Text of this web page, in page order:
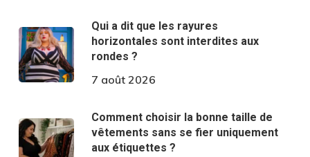
Qui a dit que les rayures
horizontales sont interdites aux
rondes ?
7 août 2026
Comment choisir la bonne taille de
vêtements sans se fier uniquement
aux étiquettes ?